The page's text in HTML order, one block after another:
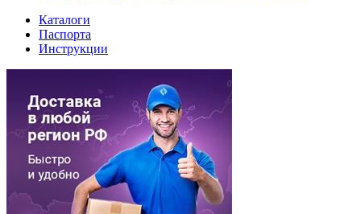
Каталоги
Паспорта
Инструкции